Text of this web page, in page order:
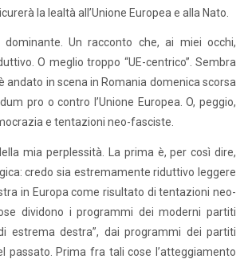
la lealtà all’Unione Europea e alla Nato.
Un racconto che, ai miei occhi,
O meglio troppo “UE-centrico”. Sembra
andato in scena in Romania domenica scorsa
pro o contro l’Unione Europea. O, peggio,
e tentazioni neo-fasciste.
mia perplessità. La prima è, per così dire,
credo sia estremamente riduttivo leggere
in Europa come risultato di tentazioni neo-
dividono i programmi dei moderni partiti
estrema destra”, dai programmi dei partiti
passato. Prima fra tali cose l’atteggiamento